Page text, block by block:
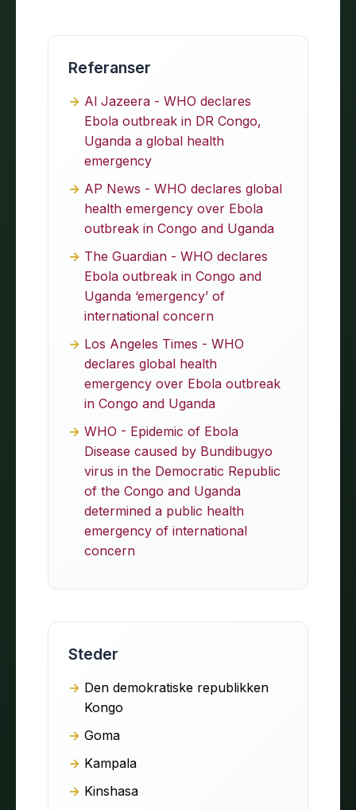
Referanser
Al Jazeera - WHO declares
Ebola outbreak in DR Congo,
Uganda a global health
emergency
AP News - WHO declares global
health emergency over Ebola
outbreak in Congo and Uganda
The Guardian - WHO declares
Ebola outbreak in Congo and
Uganda ‘emergency’ of
international concern
Los Angeles Times - WHO
declares global health
emergency over Ebola outbreak
in Congo and Uganda
WHO - Epidemic of Ebola
Disease caused by Bundibugyo
virus in the Democratic Republic
of the Congo and Uganda
determined a public health
emergency of international
concern
Steder
Den demokratiske republikken
Kongo
Goma
Kampala
Kinshasa